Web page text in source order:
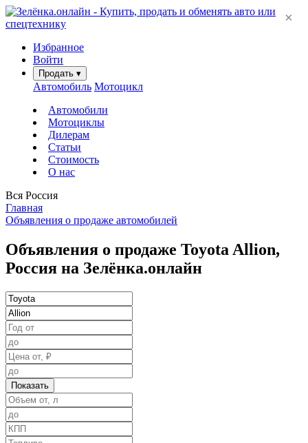
Избранное
Войти
Продать ▾
Автомобиль Мотоцикл
Автомобили
Мотоциклы
Дилерам
Статьи
Стоимость
О нас
Вся Россия
Главная
Объявления о продаже автомобилей
Объявления о продаже Toyota Allion,
Россия на Зелёнка.онлайн
Показать
×